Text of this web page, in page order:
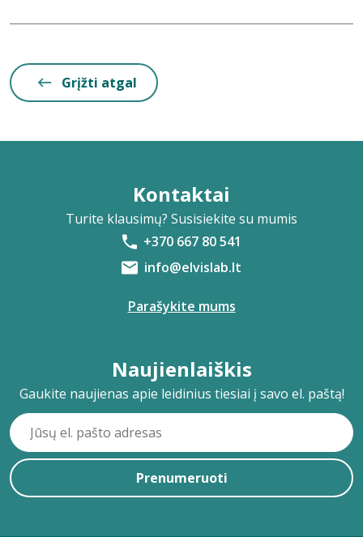
Grįžti atgal
Kontaktai
Turite klausimų? Susisiekite su mumis
+370 667 80 541
info@elvislab.lt
Parašykite mums
Naujienlaiškis
Gaukite naujienas apie leidinius tiesiai į savo el. paštą!
Prenumeruoti